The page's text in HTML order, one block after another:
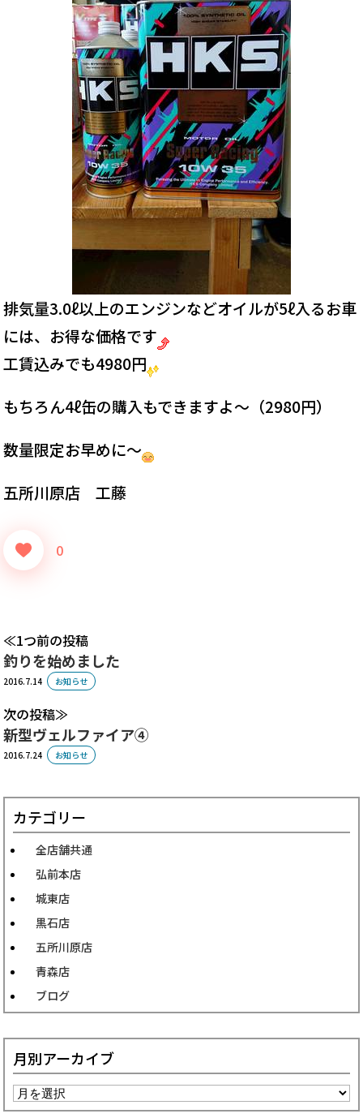
排気量3.0ℓ以上のエンジンなどオイルが5ℓ入るお車
には、お得な価格です
工賃込みでも4980円
もちろん4ℓ缶の購入もできますよ～（2980円）
数量限定お早めに～
五所川原店 工藤
0
1つ前の投稿
釣りを始めました
2016.7.14 お知らせ
次の投稿
新型ヴェルファイア④
2016.7.24 お知らせ
カテゴリー
全店舗共通
弘前本店
城東店
黒石店
五所川原店
青森店
ブログ
月別アーカイブ